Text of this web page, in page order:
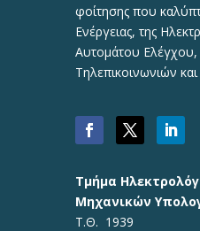
φοίτησης που
Ενέργειας, της
Αυτομάτου
Τηλεπικοινωνιών
Τμήμα
Μηχανικών
Τ.Θ. 1939